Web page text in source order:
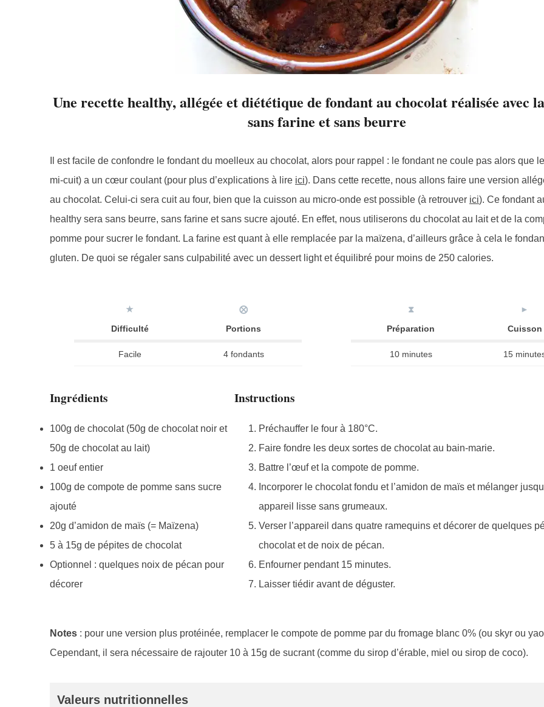
Une recette healthy, allégée et diététique de fondant au chocolat réalisée avec
sans farine et sans beurre
Il est facile de confondre le fondant du moelleux au chocolat, alors pour rappel : le fondant ne coule pas alors que
mi-cuit) a un cœur coulant (pour plus d’explications à lire ici). Dans cette recette, nous allons faire une version
au chocolat. Celui-ci sera cuit au four, bien que la cuisson au micro-onde est possible (à retrouver ici). Ce fondant
healthy sera sans beurre, sans farine et sans sucre ajouté. En effet, nous utiliserons du chocolat au lait et de la
pomme pour sucrer le fondant. La farine est quant à elle remplacée par la maïzena, d’ailleurs grâce à cela le
gluten. De quoi se régaler sans culpabilité avec un dessert light et équilibré pour moins de 250 calories.
★
Difficulté
⨂
Portions
Facile 4 fondants
⧗
Préparation
►
Cuisson
10 minutes 15
Ingrédients
100g de chocolat (50g de chocolat noir et
50g de chocolat au lait)
1 oeuf entier
100g de compote de pomme sans sucre
ajouté
20g d’amidon de maïs (= Maïzena)
5 à 15g de pépites de chocolat
Optionnel : quelques noix de pécan pour
décorer
Instructions
Préchauffer le four à 180°C.
Faire fondre les deux sortes de chocolat au bain-marie.
Battre l’œuf et la compote de pomme.
Incorporer le chocolat fondu et l’amidon de maïs et mélanger
appareil lisse sans grumeaux.
Verser l’appareil dans quatre ramequins et décorer de quelques
chocolat et de noix de pécan.
Enfourner pendant 15 minutes.
Laisser tiédir avant de déguster.
Notes : pour une version plus protéinée, remplacer le compote de pomme par du fromage blanc 0% (ou skyr ou
Cependant, il sera nécessaire de rajouter 10 à 15g de sucrant (comme du sirop d’érable, miel ou sirop de coco).
Valeurs nutritionnelles